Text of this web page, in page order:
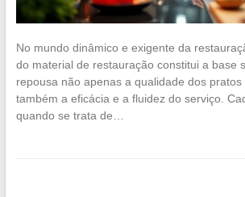
No mundo dinâmico e exigente da
do material de restauração constitui a base
repousa não apenas a qualidade dos
também a eficácia e a fluidez do serviço.
quando se trata de…